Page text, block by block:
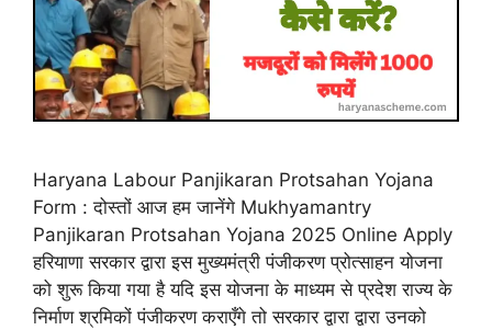
Haryana Labour Panjikaran Protsahan Yojana
Form : दोस्तों आज हम जानेंगे Mukhyamantry
Panjikaran Protsahan Yojana 2025 Online Apply
हरियाणा सरकार द्वारा इस मुख्यमंत्री पंजीकरण प्रोत्साहन योजना
को शुरू किया गया है यदि इस योजना के माध्यम से प्रदेश राज्य के
निर्माण श्रमिकों पंजीकरण कराएँगे तो सरकार द्वारा द्वारा उनको